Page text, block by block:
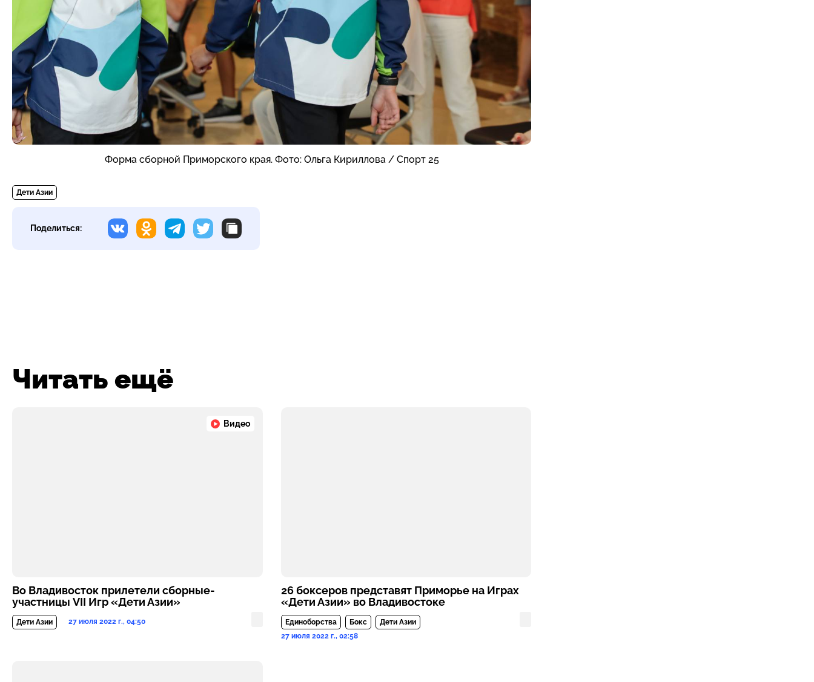
Форма сборной Приморского края. Фото: Ольга Кириллова / Спорт 25
Дети Азии
Поделиться:
Читать ещё
Видео
Во Владивосток прилетели сборные-
участницы VII Игр «Дети Азии»
Дети Азии 27 июля 2022 г., 04:50
26 боксеров представят Приморье на Играх
«Дети Азии» во Владивостоке
Единоборства Бокс
Дети Азии
27 июля 2022 г., 02:58